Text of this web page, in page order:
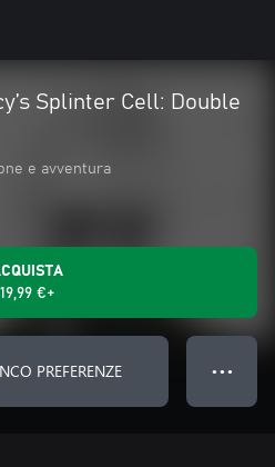
Splinter Cell: Double
e avventura
19,99 €+
PREFERENZE ● ● ●